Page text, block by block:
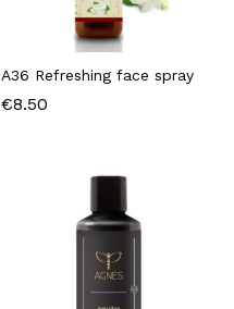
A36 Refreshing face spray
€8.50